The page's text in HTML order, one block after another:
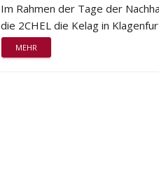
Im Rahmen der Tage der
die 2CHEL die Kelag in
MEHR